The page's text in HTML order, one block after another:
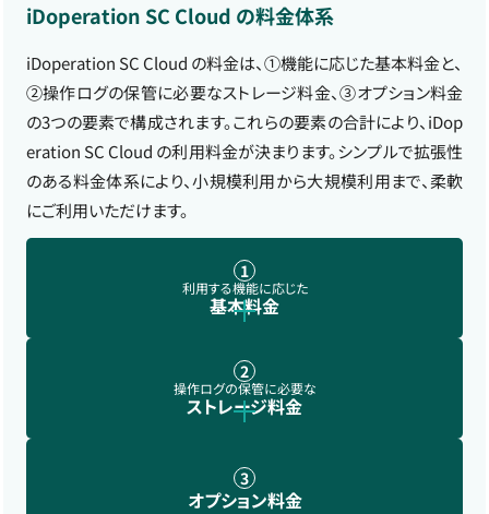
iDoperation SC Cloud の料金体系
iDoperation SC Cloud の料金は、①機能に応じた基本料金と、
②操作ログの保管に必要なストレージ料金、③オプション料金
の3つの要素で構成されます。これらの要素の合計により、iDop
eration SC Cloud の利用料金が決まります。シンプルで拡張性
のある料金体系により、小規模利用から大規模利用まで、柔軟
にご利用いただけます。
1
利用する機能に応じた
基本料金
2
操作ログの保管に必要な
ストレージ料金
3
オプション料金